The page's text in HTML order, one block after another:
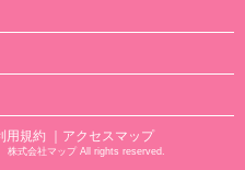
用規約 ｜アクセスマップ
式会社マップ All rights reserved.